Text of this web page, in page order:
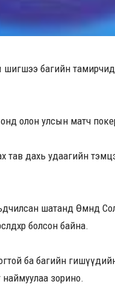
шигшээ багийн
онд олон улсын матч
тав дахь удаагийн
шатанд Өмнөд
болсон байна.
ба багийн
зорино.